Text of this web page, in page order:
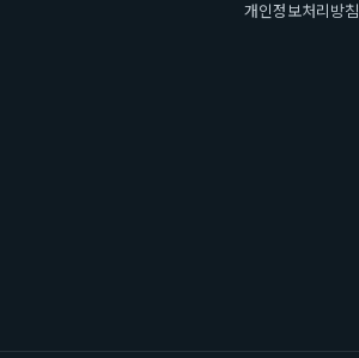
개인정보처리방침